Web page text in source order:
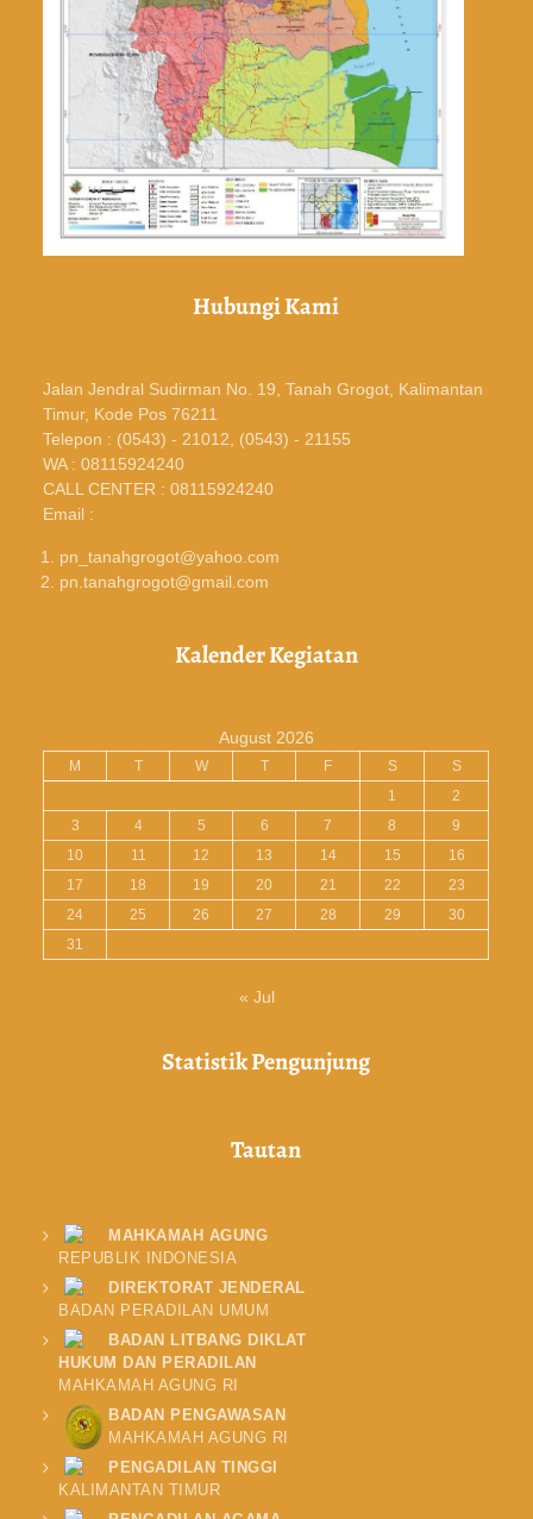
Hubungi Kami
Jalan Jendral Sudirman No. 19, Tanah Grogot, Kalimantan
Timur, Kode Pos 76211
Telepon : (0543) - 21012, (0543) - 21155
WA : 08115924240
CALL CENTER : 08115924240
Email :
pn_tanahgrogot@yahoo.com
pn.tanahgrogot@gmail.com
Kalender Kegiatan
August 2026
M T W T F S
S
1
2
3
4 5 6 7 8
9
10
11 12 13 14 15
16
17
18 19 20 21 22
23
24
25 26 27 28 29
30
31
« Jul
Statistik Pengunjung
Tautan
MAHKAMAH AGUNG
REPUBLIK INDONESIA
DIREKTORAT JENDERAL
BADAN PERADILAN UMUM
BADAN LITBANG DIKLAT
HUKUM DAN PERADILAN
MAHKAMAH AGUNG RI
BADAN PENGAWASAN
MAHKAMAH AGUNG RI
PENGADILAN TINGGI
KALIMANTAN TIMUR